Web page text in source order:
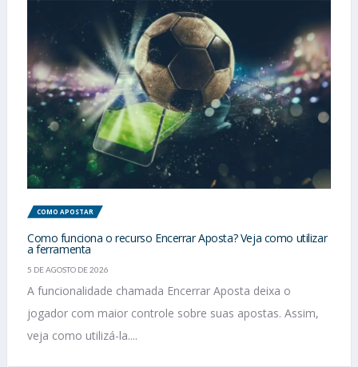
COMO APOSTAR
Como funciona o recurso Encerrar Aposta? Veja como utilizar
a ferramenta
5 DE AGOSTO DE 2026
A funcionalidade chamada Encerrar Aposta deixa o
jogador com maior controle sobre suas apostas. Assim,
veja como utilizá-la....